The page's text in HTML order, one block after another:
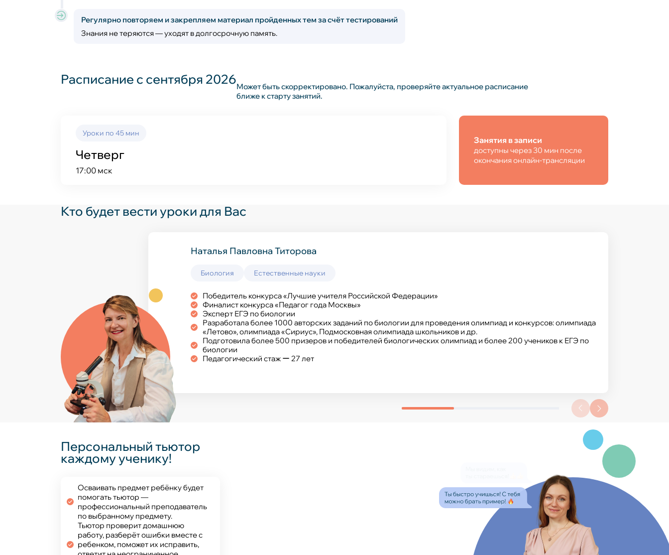
Регулярно повторяем и закрепляем материал пройденных тем за счёт тестирований
Знания не теряются — уходят в долгосрочную память.
Расписание с сентября 2026Может быть скорректировано. Пожалуйста, проверяйте актуальное расписание
ближе к старту занятий.
Уроки по 45 мин
Четверг
17:00 мск
Занятия в записи
доступны через 30 мин после
окончания онлайн-трансляции
Кто будет вести уроки для Вас
Наталья Павловна Титорова
Биология Естественные науки
Победитель конкурса «Лучшие учителя Российской Федерации»
Финалист конкурса «Педагог года Москвы»
Эксперт ЕГЭ по биологии
Разработала более 1000 авторских заданий по биологии для проведения олимпиад и конкурсов: олимпиада
«Летово», олимпиада «Сириус», Подмосковная олимпиада школьников и др.
Подготовила более 500 призеров и победителей биологических олимпиад и более 200 учеников к ЕГЭ по
биологии
Педагогический стаж ー 27 лет
Елена Владимировна Щукина
Химия Естественные науки
Учитель года Пермского края 2021
ТОП-15 учителей России 2021
Победитель Всероссийского конкурса «Воспитать человека - 2022» в номинации «Воспитание личности»
Общий педагогический стаж ー 13 лет
Дарья Андреевна Рева
Естественные науки
Эксперт по проверке ОГЭ по физике
Победитель муниципального этапа конкурса «Учитель года ー 2021» г. Перми
Призер регионального этапа конкурса «Учитель года ー 2021» по Пермскому краю
Призёр всероссийского конкурса «Rybakov Foundation Teacher’s Lab-2020»
Педагогический стаж ー 9 лет.
Персональный тьютор
каждому ученику!
Осваивать предмет ребёнку будет
помогать тьютор —
профессиональный преподаватель
по выбранному предмету.
Тьютор проверит домашнюю
работу, разберёт ошибки вместе с
ребенком, поможет их исправить,